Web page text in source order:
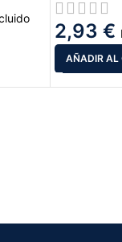
2,93 €
AÑADIR AL